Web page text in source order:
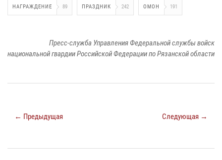
НАГРАЖДЕНИЕ 89 ПРАЗДНИК 242 ОМОН 191
Пресс-служба Управления Федеральной службы войск
национальной гвардии Российской Федерации по Рязанской области
← Предыдущая Следующая →